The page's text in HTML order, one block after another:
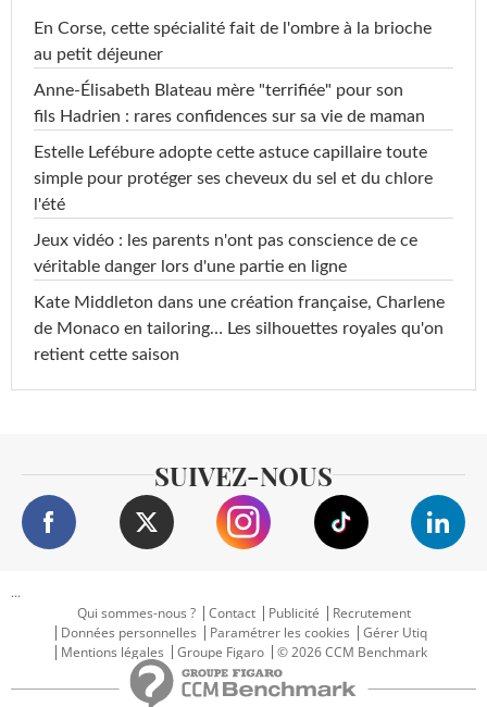
En Corse, cette spécialité fait de l'ombre à la brioche
au petit déjeuner
Anne-Élisabeth Blateau mère "terrifiée" pour son
fils Hadrien : rares confidences sur sa vie de maman
Estelle Lefébure adopte cette astuce capillaire toute
simple pour protéger ses cheveux du sel et du chlore
l'été
Jeux vidéo : les parents n'ont pas conscience de ce
véritable danger lors d'une partie en ligne
Kate Middleton dans une création française, Charlene
de Monaco en tailoring… Les silhouettes royales qu'on
retient cette saison
SUIVEZ-NOUS
...
Qui sommes-nous ?
Contact Publicité
Recrutement
Données personnelles
Paramétrer les cookies
Gérer Utiq
Mentions légales
Groupe Figaro © 2026 CCM Benchmark